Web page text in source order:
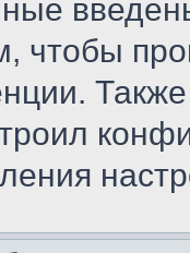
чтобы